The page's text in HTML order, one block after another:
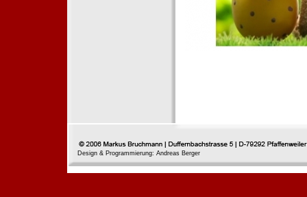
Design & Programmierung: Andreas Berger